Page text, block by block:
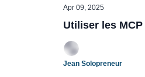
Apr 09, 2025
Utiliser les
Jean Solopreneur